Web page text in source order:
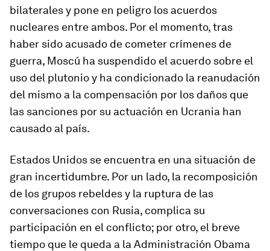
bilaterales y pone en peligro los acuerdos
nucleares entre ambos. Por el momento, tras
haber sido acusado de cometer crímenes de
guerra, Moscú ha suspendido el acuerdo sobre el
uso del plutonio y ha condicionado la reanudación
del mismo a la compensación por los daños que
las sanciones por su actuación en Ucrania han
causado al país.
Estados Unidos se encuentra en una situación de
gran incertidumbre. Por un lado, la recomposición
de los grupos rebeldes y la ruptura de las
conversaciones con Rusia, complica su
participación en el conflicto; por otro, el breve
tiempo que le queda a la Administración Obama